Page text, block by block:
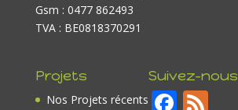
Gsm : 0477 862493
TVA : BE0818370291
Projets
Nos Projets récents
Suivez-nous
F F